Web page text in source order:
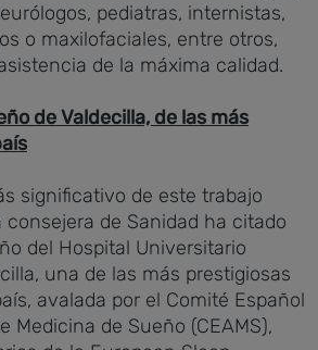
pediatras, internistas,
o maxilofaciales, entre otros,
de la máxima calidad.
de Valdecilla, de las más
significativo de este trabajo
consejera de Sanidad ha citado
del Hospital Universitario
una de las más prestigiosas
avalada por el Comité Español
Medicina de Sueño (CEAMS),